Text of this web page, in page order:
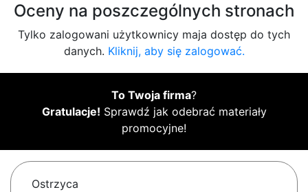
Oceny na poszczególnych stronach
Tylko zalogowani użytkownicy maja dostęp do tych
danych. Kliknij, aby się zalogować.
To Twoja firma?
Gratulacje! Sprawdź jak odebrać materiały
promocyjne!
Ostrzyca